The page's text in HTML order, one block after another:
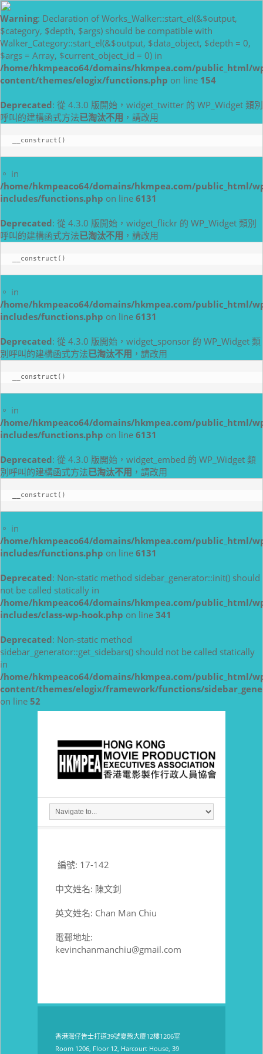
Warning: Declaration of Works_Walker::start_el(&$output,
$category, $depth, $args) should be compatible with
Walker_Category::start_el(&$output, $data_object, $depth = 0,
$args = Array, $current_object_id = 0) in
/home/hkmpeaco64/domains/hkmpea.com/public_html/
content/themes/elogix/functions.php on line 154
Deprecated: 從 4.3.0 版開始，widget_twitter 的 WP_Widget 類別
呼叫的建構函式方法已淘汰不用 ，請改用
__construct()
。 in
/home/hkmpeaco64/domains/hkmpea.com/public_html/
includes/functions.php on line 6131
Deprecated: 從 4.3.0 版開始，widget_flickr 的 WP_Widget 類別
呼叫的建構函式方法已淘汰不用 ，請改用
__construct()
。 in
/home/hkmpeaco64/domains/hkmpea.com/public_html/
includes/functions.php on line 6131
Deprecated: 從 4.3.0 版開始，widget_sponsor 的 WP_Widget 類
別呼叫的建構函式方法已淘汰不用 ，請改用
__construct()
。 in
/home/hkmpeaco64/domains/hkmpea.com/public_html/
includes/functions.php on line 6131
Deprecated: 從 4.3.0 版開始，widget_embed 的 WP_Widget 類
別呼叫的建構函式方法已淘汰不用 ，請改用
__construct()
。 in
/home/hkmpeaco64/domains/hkmpea.com/public_html/
includes/functions.php on line 6131
Deprecated: Non-static method sidebar_generator::init() should
not be called statically in
/home/hkmpeaco64/domains/hkmpea.com/public_html/
includes/class-wp-hook.php on line 341
Deprecated: Non-static method
sidebar_generator::get_sidebars() should not be called statically
in
/home/hkmpeaco64/domains/hkmpea.com/public_html/
content/themes/elogix/framework/functions/
on line 52
編號: 17-142
中文姓名: 陳文釗
英文姓名: Chan Man Chiu
電郵地址:
kevinchanmanchiu@gmail.com
香港灣仔告士打道39號夏愨大廈12樓1206室
Room 1206, Floor 12, Harcourt House, 39